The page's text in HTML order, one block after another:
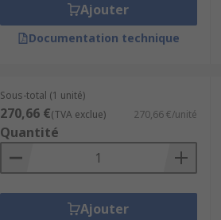
Ajouter
Documentation technique
Sous-total (1 unité)
270,66 €(TVA exclue) 270,66 €/unité
Quantité
Ajouter